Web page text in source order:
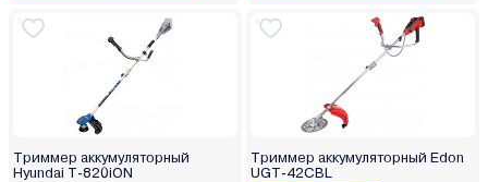
Триммер аккумуляторный
Hyundai T-820iON
Триммер аккумуляторный Edon
UGT-42СBL